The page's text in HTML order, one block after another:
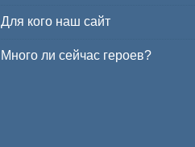
Для кого наш сайт
Много ли сейчас героев?